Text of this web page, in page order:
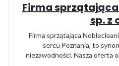
Firma
sp. z
Firma sprzątająca
sercu Poznania, to
niezawodności. Nasza oferta